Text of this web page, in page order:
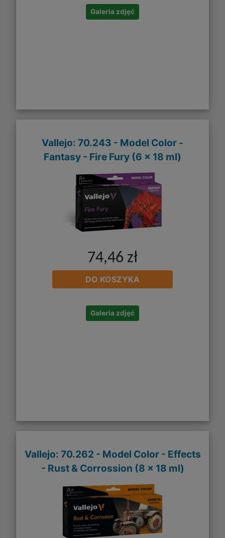
Galeria zdjęć
Vallejo: 70.243 - Model Color -
Fantasy - Fire Fury (6 x 18 ml)
74,46 zł
DO KOSZYKA
Galeria zdjęć
Vallejo: 70.262 - Model Color - Effects
- Rust & Corrossion (8 x 18 ml)